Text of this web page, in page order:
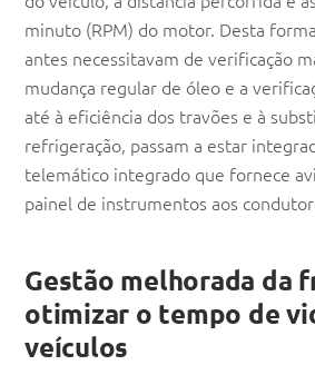
minuto (RPM) do motor. Desta
antes necessitavam de verificação
mudança regular de óleo e a
até à eficiência dos travões e à
refrigeração, passam a estar
telemático integrado que fornece
painel de instrumentos aos
Gestão melhorada da
otimizar o tempo de
veículos